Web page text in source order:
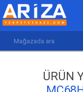
İSTEK LISTESI
ÜRÜN